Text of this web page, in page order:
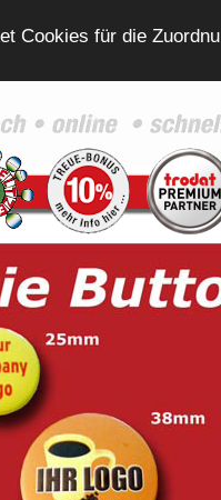
Cookies für die